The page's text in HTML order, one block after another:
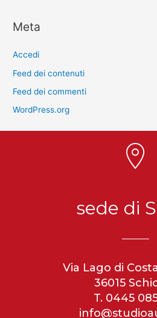
Meta
Accedi
Feed dei contenuti
Feed dei commenti
WordPress.org
sede di
Via Lago di
36015
T. 0445